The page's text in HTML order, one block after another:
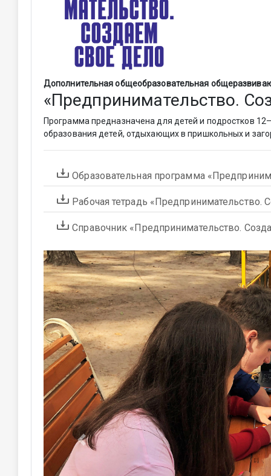
Дополнительная общеобразовательная
«Предпринимательство.
Программа предназначена для детей и подростков
образования детей, отдыхающих в пришкольных и
Образовательная программа
Рабочая тетрадь «Предпринимательство.
Справочник «Предпринимательство.
Previous